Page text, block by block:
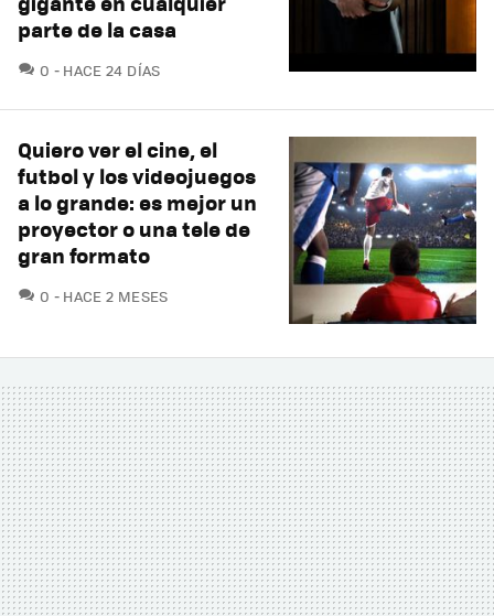
parte de la casa
0 COMENTARIOS
HACE 24 DÍAS
Quiero ver el cine, el
futbol y los videojuegos
a lo grande: es mejor un
proyector o una tele de
gran formato
0 COMENTARIOS
HACE 2 MESES